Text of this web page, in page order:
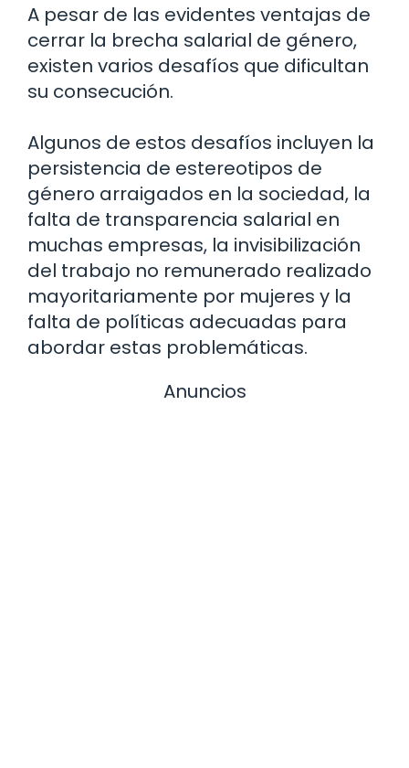
A pesar de las evidentes ventajas de
cerrar la brecha salarial de género,
existen varios desafíos que dificultan
su consecución.
Algunos de estos desafíos incluyen la
persistencia de estereotipos de
género arraigados en la sociedad, la
falta de transparencia salarial en
muchas empresas, la invisibilización
del trabajo no remunerado realizado
mayoritariamente por mujeres y la
falta de políticas adecuadas para
abordar estas problemáticas.
Anuncios